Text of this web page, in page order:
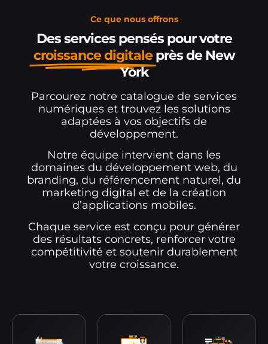
Ce que nous offrons
Des services pensés pour votre
croissance digitale près de New
York
Parcourez notre catalogue de services
numériques et trouvez les solutions
adaptées à vos objectifs de
développement.
Notre équipe intervient dans les
domaines du développement web, du
branding, du référencement naturel, du
marketing digital et de la création
d’applications mobiles.
Chaque service est conçu pour générer
des résultats concrets, renforcer votre
compétitivité et soutenir durablement
votre croissance.